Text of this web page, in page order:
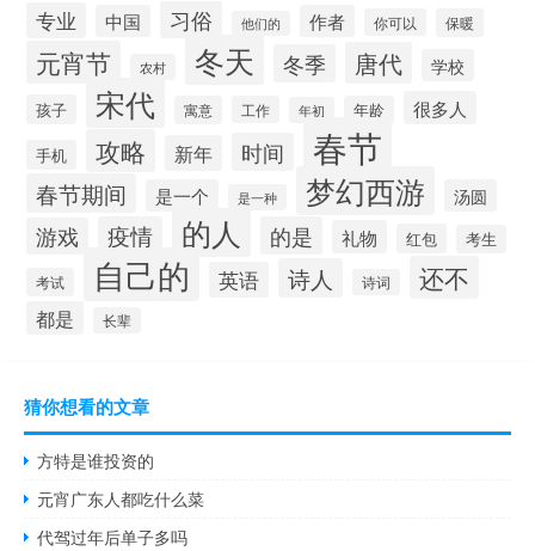
专业 中国 习俗 他们的 作者 你可以 保暖
元宵节 农村 冬天 冬季 唐代 学校
孩子 宋代 寓意 工作 年初 年龄 很多人
手机 攻略 新年 时间 春节
春节期间 是一个 是一种 梦幻西游 汤圆
游戏 疫情 的人 的是 礼物 红包
考生
考试
自己的 英语 诗人 诗词 还不
都是 长辈
猜你想看的文章
方特是谁投资的
元宵广东人都吃什么菜
代驾过年后单子多吗